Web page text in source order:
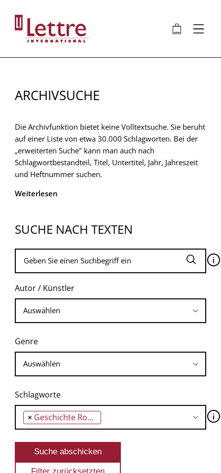
Inhalt
🛍 ⋮
ARCHIVSUCHE
Die Archivfunktion bietet keine Volltextsuche. Sie beruht
auf einer Liste von etwa 30.000 Schlagworten. Bei der
„erweiterten Suche" kann man auch nach
Schlagwortbestandteil, Titel, Untertitel, Jahr, Jahreszeit
und Heftnummer suchen.
Weiterlesen
SUCHE NACH TEXTEN
🛈
Autor / Künstler
Genre
Schlagworte
× Geschichte Roms 🛈